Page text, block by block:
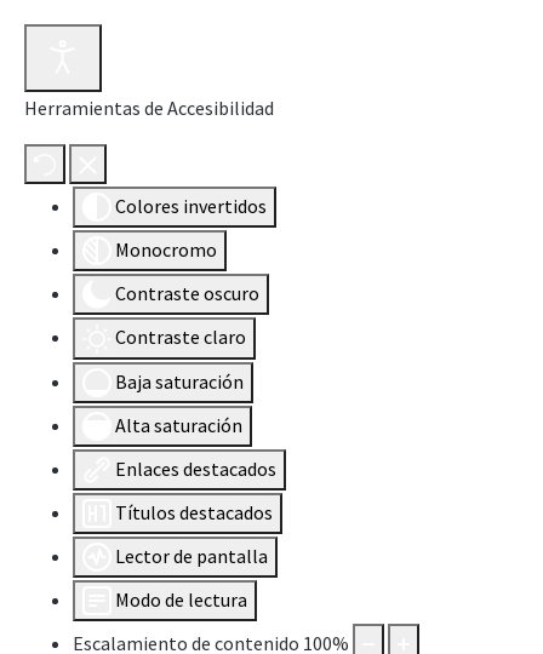
Herramientas de Accesibilidad
Colores invertidos
Monocromo
Contraste oscuro
Contraste claro
Baja saturación
Alta saturación
Enlaces destacados
Títulos destacados
Lector de pantalla
Modo de lectura
Escalamiento de contenido 100%